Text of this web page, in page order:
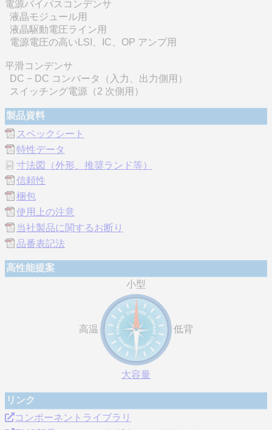
電源バイパスコンデンサ
液晶モジュール用
液晶駆動電圧ライン用
電源電圧の高いLSI、IC、OP アンプ用
平滑コンデンサ
DC − DC コンバータ（入力、出力側用）
スイッチング電源（2 次側用）
製品資料
スペックシート
特性データ
寸法図（外形、推奨ランド等）
信頼性
梱包
使用上の注意
当社製品に関するお断り
品番表記法
高性能提案
小型
高温 低背
大容量
リンク
コンポーネントライブラリ